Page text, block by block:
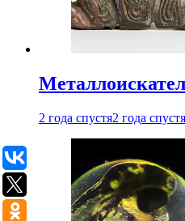
2 года спустя2 года спустя